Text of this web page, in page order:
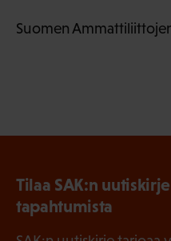
Suomen
Tilaa SAK:n
tapahtumista